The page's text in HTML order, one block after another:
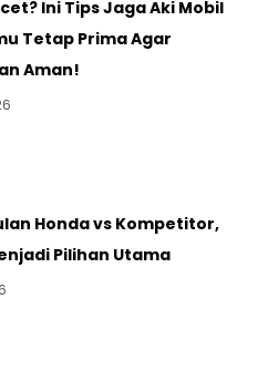
Ini Tips Jaga Aki Mobil
Tetap Prima Agar
Aman!
Honda vs Kompetitor,
Pilihan Utama